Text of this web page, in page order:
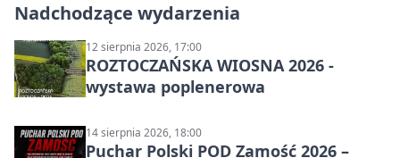
Nadchodzące wydarzenia
12 sierpnia 2026, 17:00
ROZTOCZAŃSKA WIOSNA 2026 -
wystawa poplenerowa
14 sierpnia 2026, 18:00
Puchar Polski POD Zamość 2026 –